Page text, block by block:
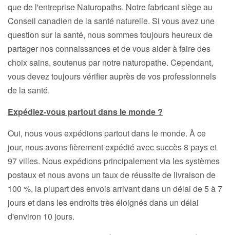
que de l'entreprise Naturopaths. Notre fabricant siège au
Conseil canadien de la santé naturelle. Si vous avez une
question sur la santé, nous sommes toujours heureux de
partager nos connaissances et de vous aider à faire des
choix sains, soutenus par notre naturopathe. Cependant,
vous devez toujours vérifier auprès de vos professionnels
de la santé.
Expédiez-vous partout dans le monde ?
Oui, nous vous expédions partout dans le monde. À ce
jour, nous avons fièrement expédié avec succès 8 pays et
97 villes. Nous expédions principalement via les systèmes
postaux et nous avons un taux de réussite de livraison de
100 %, la plupart des envois arrivant dans un délai de 5 à 7
jours et dans les endroits très éloignés dans un délai
d'environ 10 jours.